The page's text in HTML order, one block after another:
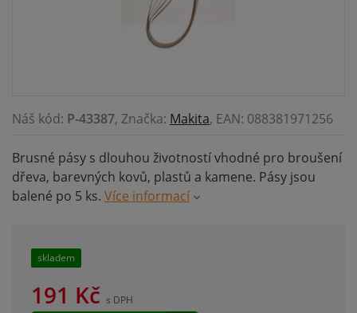
Náš kód: P-43387, Značka: Makita, EAN: 088381971256
Brusné pásy s dlouhou životností vhodné pro broušení
dřeva, barevných kovů, plastů a kamene. Pásy jsou
balené po 5 ks. Více informací
skladem
191 Kč s DPH